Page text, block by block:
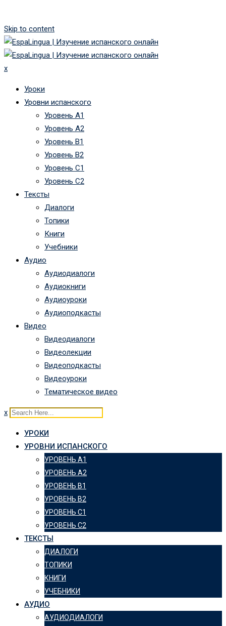
Skip to content
x
Уроки
Уровни испанского
Уровень А1
Уровень А2
Уровень B1
Уровень B2
Уровень C1
Уровень C2
Тексты
Диалоги
Топики
Книги
Учебники
Аудио
Аудиодиалоги
Аудиокниги
Аудиоуроки
Аудиоподкасты
Видео
Видеодиалоги
Видеолекции
Видеоподкасты
Видеоуроки
Тематическое видео
x
УРОКИ
УРОВНИ ИСПАНСКОГО
УРОВЕНЬ А1
УРОВЕНЬ А2
УРОВЕНЬ B1
УРОВЕНЬ B2
УРОВЕНЬ C1
УРОВЕНЬ C2
ТЕКСТЫ
ДИАЛОГИ
ТОПИКИ
КНИГИ
УЧЕБНИКИ
АУДИО
АУДИОДИАЛОГИ